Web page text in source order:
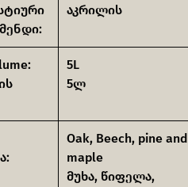
აკრილის
5L
5ლ
Oak, Beech, pine and
maple
მუხა, წიფელა,